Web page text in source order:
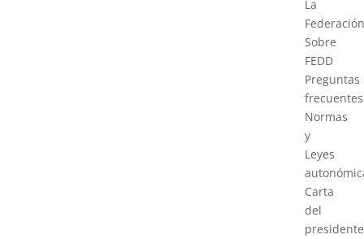
La
Federación
Sobre
FEDD
Preguntas
frecuentes
Normas
y
Leyes
Carta
del
presidente